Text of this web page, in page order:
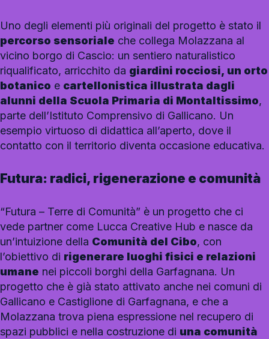
Uno degli elementi più originali del progetto è stato il
percorso sensoriale che collega Molazzana al
vicino borgo di Cascio: un sentiero naturalistico
riqualificato, arricchito da giardini rocciosi, un orto
botanico e cartellonistica illustrata dagli
alunni della Scuola Primaria di Montaltissimo,
parte dell’Istituto Comprensivo di Gallicano. Un
esempio virtuoso di didattica all’aperto, dove il
contatto con il territorio diventa occasione educativa.
Futura: radici, rigenerazione e comunità
“Futura – Terre di Comunità” è un progetto che ci
vede partner come Lucca Creative Hub e nasce da
un’intuizione della Comunità del Cibo, con
l’obiettivo di rigenerare luoghi fisici e relazioni
umane nei piccoli borghi della Garfagnana. Un
progetto che è già stato attivato anche nei comuni di
Gallicano e Castiglione di Garfagnana, e che a
Molazzana trova piena espressione nel recupero di
spazi pubblici e nella costruzione di una comunità